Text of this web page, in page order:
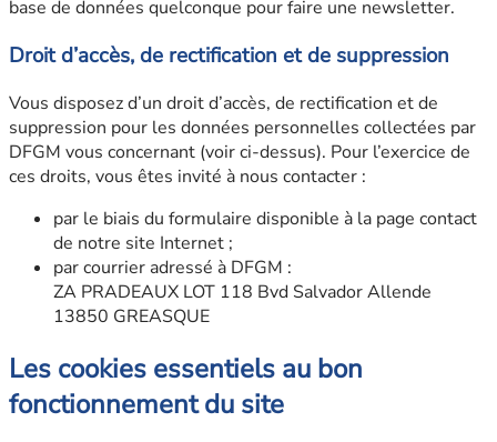
base de données quelconque pour faire une newsletter.
Droit d’accès, de rectification et de suppression
Vous disposez d’un droit d’accès, de rectification et de
suppression pour les données personnelles collectées par
DFGM vous concernant (voir ci-dessus). Pour l’exercice de
ces droits, vous êtes invité à nous contacter :
par le biais du formulaire disponible à la page contact
de notre site Internet ;
par courrier adressé à DFGM :
ZA PRADEAUX LOT 118 Bvd Salvador Allende
13850 GREASQUE
Les cookies essentiels au bon
fonctionnement du site